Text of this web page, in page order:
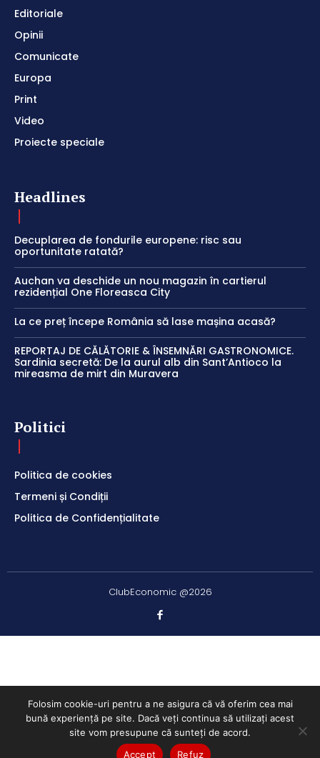
Editoriale
Opinii
Comunicate
Europa
Print
Video
Proiecte speciale
Headlines
Decuplarea de fondurile europene: risc sau
oportunitate ratată?
Auchan va deschide un nou magazin în cartierul
rezidențial One Floreasca City
La ce preț începe România să lase mașina acasă?
REPORTAJ DE CĂLĂTORIE & ÎNSEMNĂRI GASTRONOMICE.
Sardinia secretă: De la aurul alb din Sant’Antioco la
mireasma de mirt din Muravera
Politici
Politica de cookies
Termeni și Condiții
Politica de Confidențialitate
ClubEconomic @2026
Folosim cookie-uri pentru a ne asigura că vă oferim cea mai
bună experiență pe site. Dacă veți continua să utilizați acest
site vom presupune că sunteți de acord.
Accept
Refuz